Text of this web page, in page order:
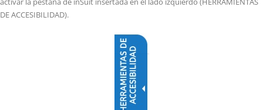
DE ACCESIBILIDAD).